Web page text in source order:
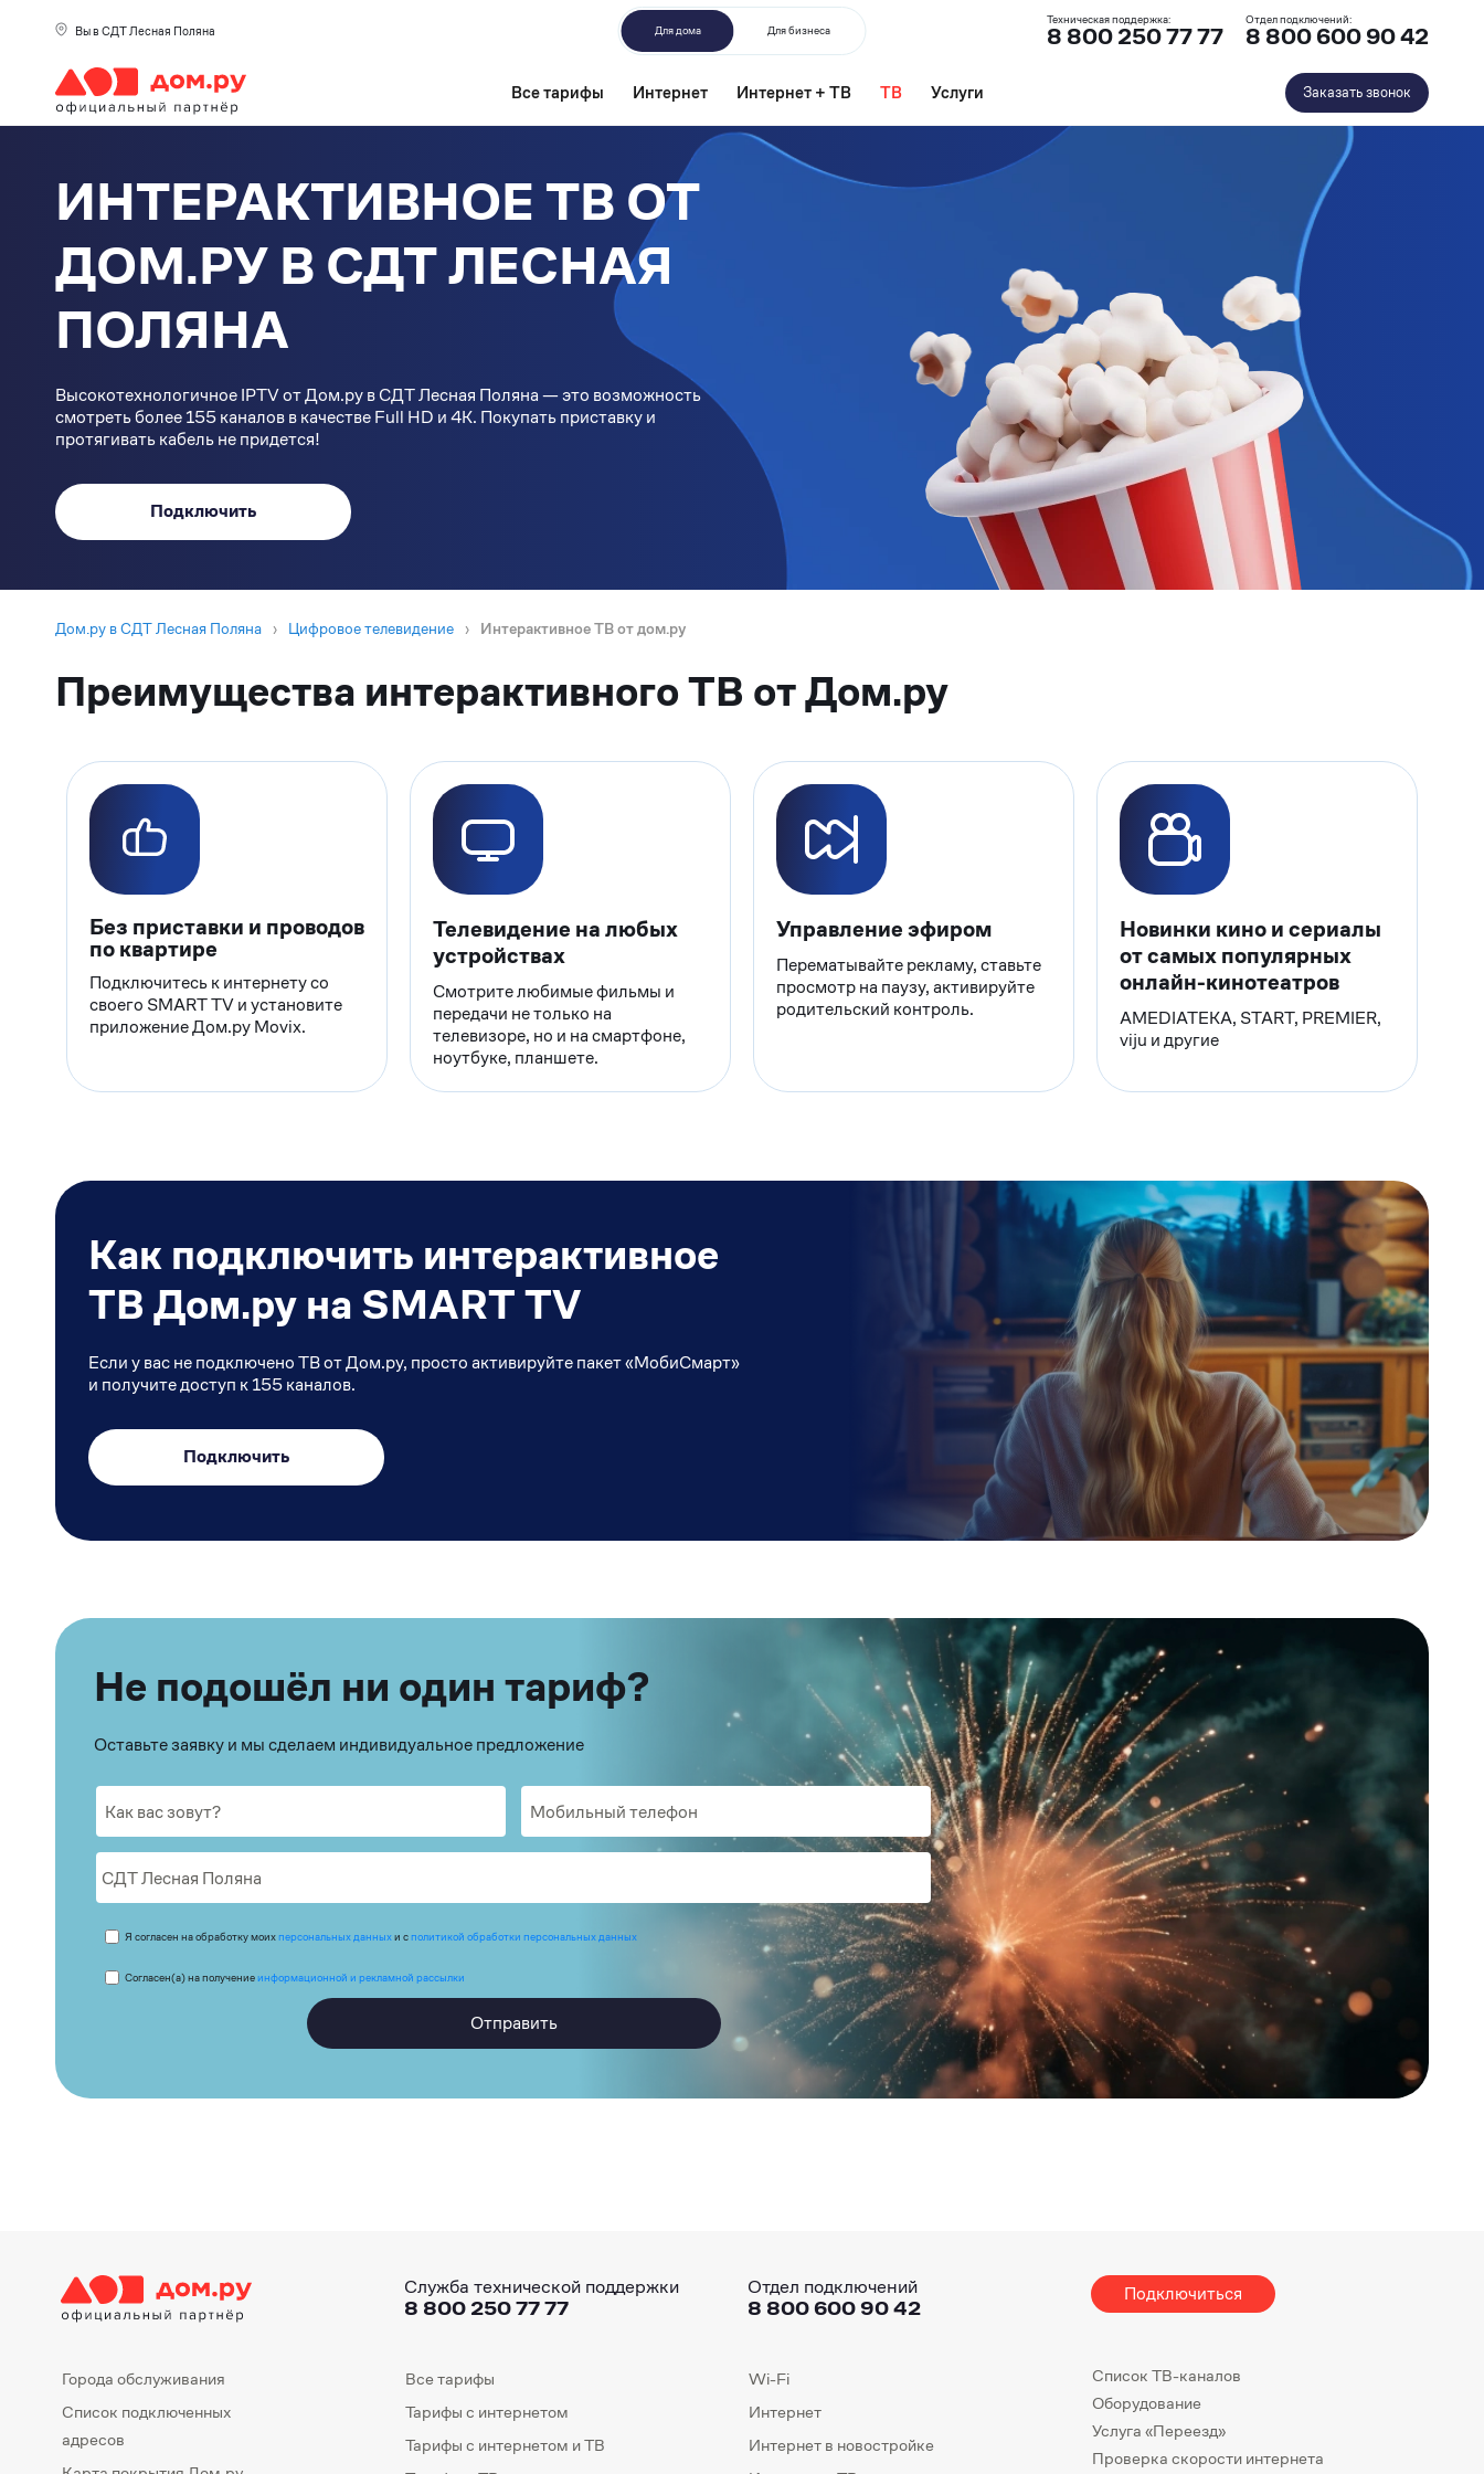
Вы в СДТ Лесная Поляна Для дома Для бизнеса
Техническая поддержка:
8 800 250 77 77
Отдел подключений:
8 800 600 90 42
Все тарифы Интернет Интернет + ТВ ТВ Услуги Заказать звонок
ИНТЕРАКТИВНОЕ ТВ ОТ
ДОМ.РУ В СДТ ЛЕСНАЯ
ПОЛЯНА
Высокотехнологичное IPTV от Дом.ру в СДТ Лесная Поляна — это возможность
смотреть более 155 каналов в качестве Full HD и 4К. Покупать приставку и
протягивать кабель не придется!
Подключить
Дом.ру в СДТ Лесная Поляна › Цифровое телевидение › Интерактивное ТВ от дом.ру
Преимущества интерактивного ТВ от Дом.ру
Без приставки и проводов
по квартире
Подключитесь к интернету со
своего SMART TV и установите
приложение Дом.ру Movix.
Телевидение на любых
устройствах
Смотрите любимые фильмы и
передачи не только на
телевизоре, но и на смартфоне,
ноутбуке, планшете.
Управление эфиром
Перематывайте рекламу, ставьте
просмотр на паузу, активируйте
родительский контроль.
Новинки кино и сериалы
от самых популярных
онлайн-кинотеатров
AMEDIATEKA, START, PREMIER,
viju и другие
Как подключить интерактивное
ТВ Дом.ру на SMART TV
Если у вас не подключено ТВ от Дом.ру, просто активируйте пакет «МобиСмарт»
и получите доступ к 155 каналов.
Подключить
Не подошёл ни один тариф?
Оставьте заявку и мы сделаем индивидуальное предложение
Я согласен на обработку моихперсональных данныхи сполитикой обработки персональных данных
Согласен(а) на получениеинформационной и рекламной рассылки
Отправить
Служба технической поддержки
8 800 250 77 77
Отдел подключений
8 800 600 90 42
Подключиться
Города обслуживания
Список подключенных
адресов
Все тарифы
Тарифы с интернетом
Тарифы с интернетом и ТВ
Wi-Fi
Интернет
Интернет в новостройке
Список ТВ-каналов
Оборудование
Услуга «Переезд»
Проверка скорости интернета